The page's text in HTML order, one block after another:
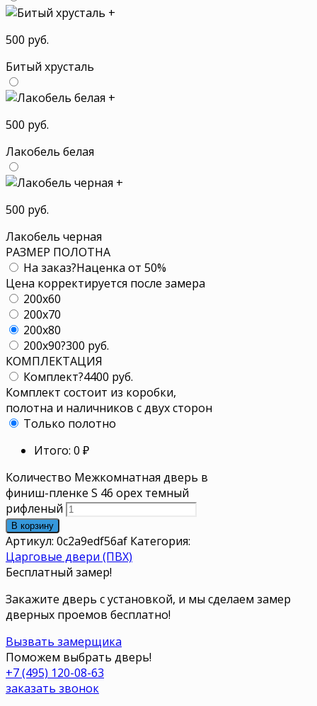
+
500 руб.
Битый хрусталь
+
500 руб.
Лакобель белая
+
500 руб.
Лакобель черная
РАЗМЕР ПОЛОТНА
На заказ?Наценка от 50%
Цена корректируется после замера
200x60
200x70
200x80
200x90?300 руб.
КОМПЛЕКТАЦИЯ
Комплект?4400 руб.
Комплект состоит из коробки,
полотна и наличников с двух сторон
Только полотно
Итого: 0 ₽
Количество Межкомнатная дверь в
финиш-пленке S 46 орех темный
рифленый
В корзину
Артикул: 0c2a9edf56af Категория:
Царговые двери (ПВХ)
Бесплатный замер!
Закажите дверь с установкой, и мы сделаем замер
дверных проемов бесплатно!
Вызвать замерщика
Поможем выбрать дверь!
+7 (495) 120-08-63
заказать звонок